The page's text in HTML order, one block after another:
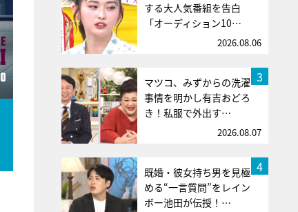
する大人気番組を告白
「オーディション10…
2026.08.06
3
マツコ、みずからの洗濯
事情を明かし有吉おどろ
き！私服で外出す…
2026.08.07
4
既婚・彼女持ち男を見極
める“一言質問”をレイン
ボー池田が伝授！…